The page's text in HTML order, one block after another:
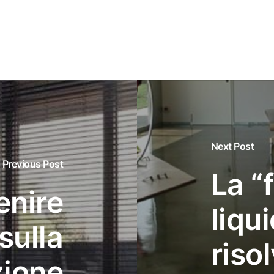
Previous Post
Next Post
La